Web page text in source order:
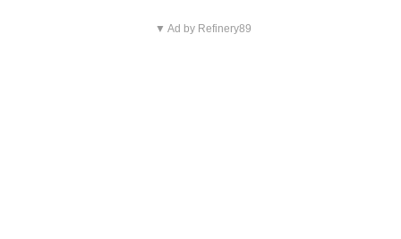
▼ Ad by Refinery89